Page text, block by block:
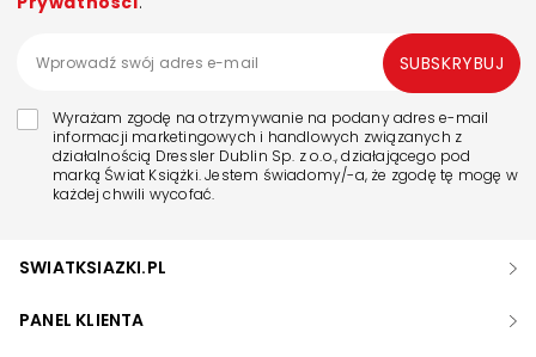
Wyrażam zgodę na otrzymywanie na podany adres e-mail
informacji marketingowych i handlowych związanych z
działalnością Dressler Dublin Sp. z o.o., działającego pod
marką Świat Książki. Jestem świadomy/-a, że zgodę tę mogę w
każdej chwili wycofać.
SUBSKRYBUJ
SWIATKSIAZKI.PL
PANEL KLIENTA